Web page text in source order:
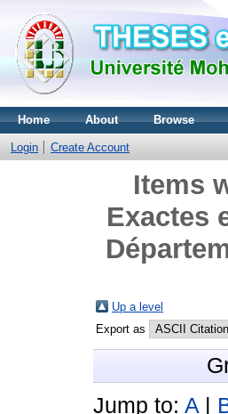
Home About Browse
Login Create Account
Items
Exactes
Up a level
Export as
Jump to: A